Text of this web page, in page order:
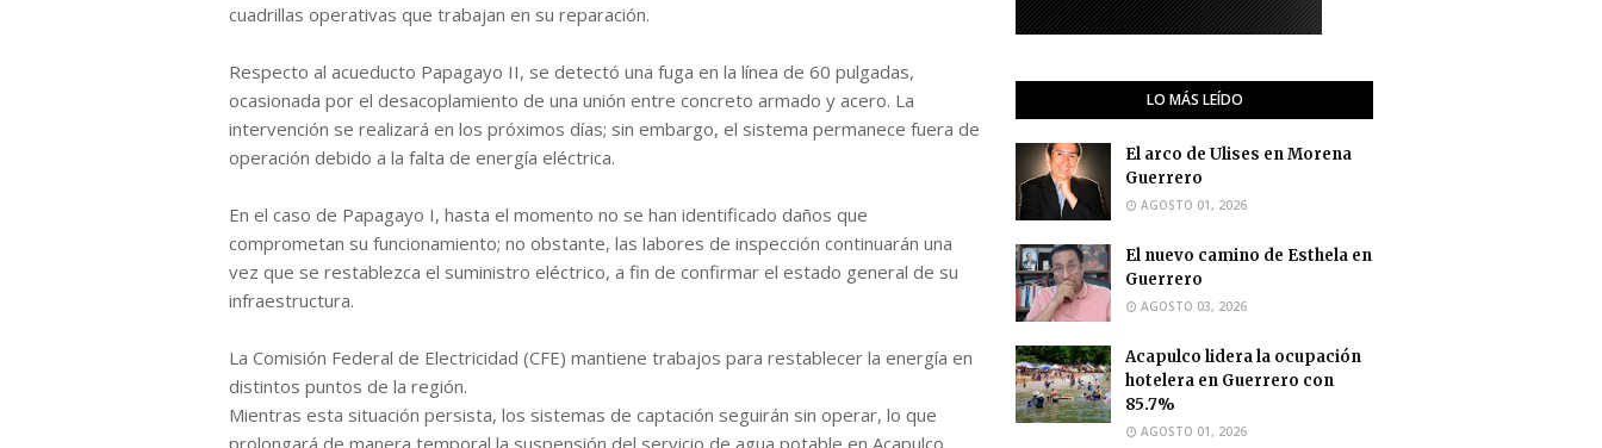
cuadrillas operativas que trabajan en su reparación.
Respecto al acueducto Papagayo II, se detectó una fuga en la línea de 60 pulgadas,
ocasionada por el desacoplamiento de una unión entre concreto armado y acero. La
intervención se realizará en los próximos días; sin embargo, el sistema permanece fuera de
operación debido a la falta de energía eléctrica.
En el caso de Papagayo I, hasta el momento no se han identificado daños que
comprometan su funcionamiento; no obstante, las labores de inspección continuarán una
vez que se restablezca el suministro eléctrico, a fin de confirmar el estado general de su
infraestructura.
La Comisión Federal de Electricidad (CFE) mantiene trabajos para restablecer la energía en
distintos puntos de la región.
Mientras esta situación persista, los sistemas de captación seguirán sin operar, lo que
prolongará de manera temporal la suspensión del servicio de agua potable en Acapulco
LO MÁS LEÍDO
El arco de Ulises en Morena
Guerrero
AGOSTO 01, 2026
El nuevo camino de Esthela en
Guerrero
AGOSTO 03, 2026
Acapulco lidera la ocupación
hotelera en Guerrero con
85.7%
AGOSTO 01, 2026